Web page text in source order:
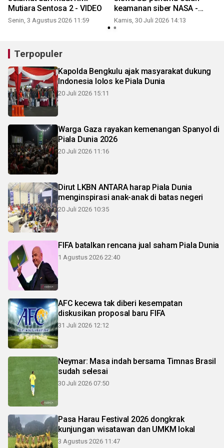
Mutiara Sentosa 2 - VIDEO
Senin, 3 Agustus 2026 11:59
keamanan siber NASA -
VIDEO
Kamis, 30 Juli 2026 14:13
Terpopuler
Kapolda Bengkulu ajak masyarakat dukung
Indonesia lolos ke Piala Dunia
20 Juli 2026 15:11
Warga Gaza rayakan kemenangan Spanyol di
Piala Dunia 2026
20 Juli 2026 11:16
Dirut LKBN ANTARA harap Piala Dunia
menginspirasi anak-anak di batas negeri
20 Juli 2026 10:35
FIFA batalkan rencana jual saham Piala Dunia
1 Agustus 2026 22:40
AFC kecewa tak diberi kesempatan
diskusikan proposal baru FIFA
31 Juli 2026 12:12
Neymar: Masa indah bersama Timnas Brasil
sudah selesai
30 Juli 2026 07:50
Pasa Harau Festival 2026 dongkrak
kunjungan wisatawan dan UMKM lokal
3 Agustus 2026 11:47